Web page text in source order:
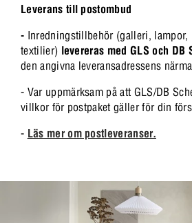
Leverans till postombud
- Inredningstillbehör (galleri, lampor,
textilier) levereras med GLS och DB
den angivna leveransadressens
- Var uppmärksam på att GLS/DB
villkor för postpaket gäller för din
- Läs mer om postleveranser.